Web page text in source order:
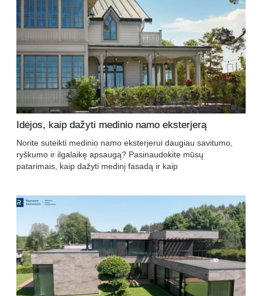
Idėjos, kaip dažyti medinio namo eksterjerą
Norite suteikti medinio namo eksterjerui daugiau savitumo,
ryškumo ir ilgalaikę apsaugą? Pasinaudokite mūsų
patarimais, kaip dažyti medinį fasadą ir kaip